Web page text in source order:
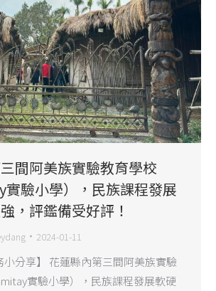
間阿美族實驗教育學校
實驗小學），民族課程發展
，評鑑備受好評！
2024-01-11
小分享】 花蓮縣內第三間阿美族實驗
實驗小學），民族課程發展軟硬